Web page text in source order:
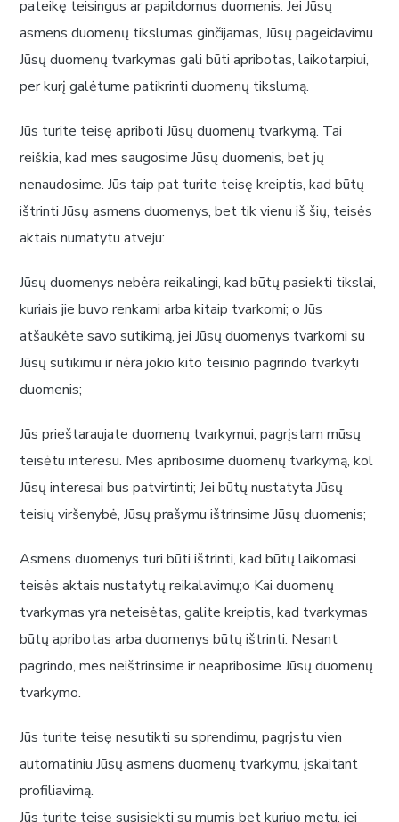
pateikę teisingus ar papildomus duomenis. Jei Jūsų
asmens duomenų tikslumas ginčijamas, Jūsų pageidavimu
Jūsų duomenų tvarkymas gali būti apribotas, laikotarpiui,
per kurį galėtume patikrinti duomenų tikslumą.
Jūs turite teisę apriboti Jūsų duomenų tvarkymą. Tai
reiškia, kad mes saugosime Jūsų duomenis, bet jų
nenaudosime. Jūs taip pat turite teisę kreiptis, kad būtų
ištrinti Jūsų asmens duomenys, bet tik vienu iš šių, teisės
aktais numatytu atveju:
Jūsų duomenys nebėra reikalingi, kad būtų pasiekti tikslai,
kuriais jie buvo renkami arba kitaip tvarkomi; o Jūs
atšaukėte savo sutikimą, jei Jūsų duomenys tvarkomi su
Jūsų sutikimu ir nėra jokio kito teisinio pagrindo tvarkyti
duomenis;
Jūs prieštaraujate duomenų tvarkymui, pagrįstam mūsų
teisėtu interesu. Mes apribosime duomenų tvarkymą, kol
Jūsų interesai bus patvirtinti; Jei būtų nustatyta Jūsų
teisių viršenybė, Jūsų prašymu ištrinsime Jūsų duomenis;
Asmens duomenys turi būti ištrinti, kad būtų laikomasi
teisės aktais nustatytų reikalavimų;o Kai duomenų
tvarkymas yra neteisėtas, galite kreiptis, kad tvarkymas
būtų apribotas arba duomenys būtų ištrinti. Nesant
pagrindo, mes neištrinsime ir neapribosime Jūsų duomenų
tvarkymo.
Jūs turite teisę nesutikti su sprendimu, pagrįstu vien
automatiniu Jūsų asmens duomenų tvarkymu, įskaitant
profiliavimą.
Jūs turite teisę susisiekti su mumis bet kuriuo metu, jei